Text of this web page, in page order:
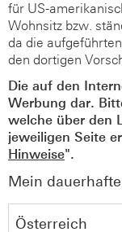
für US-
Wohnsitz bzw.
da die
den dortigen
Die auf den
Werbung dar.
welche über den
jeweiligen Seite
Hinweise".
Mein